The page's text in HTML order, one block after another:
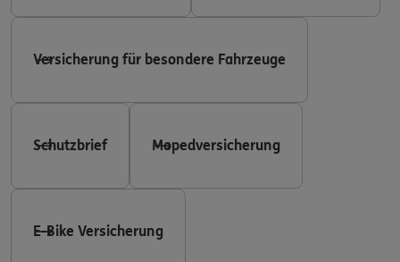
Versicherung für besondere Fahrzeuge
Schutzbrief Mopedversicherung
E-Bike Versicherung